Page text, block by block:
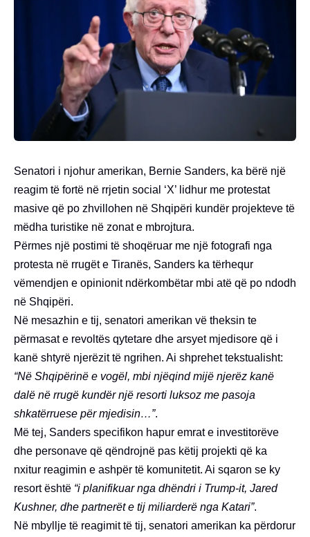
Senatori i njohur amerikan, Bernie Sanders, ka bërë një
reagim të fortë në rrjetin social ‘X’ lidhur me protestat
masive që po zhvillohen në Shqipëri kundër projekteve të
mëdha turistike në zonat e mbrojtura.
Përmes një postimi të shoqëruar me një fotografi nga
protesta në rrugët e Tiranës, Sanders ka tërhequr
vëmendjen e opinionit ndërkombëtar mbi atë që po ndodh
në Shqipëri.
Në mesazhin e tij, senatori amerikan vë theksin te
përmasat e revoltës qytetare dhe arsyet mjedisore që i
kanë shtyrë njerëzit të ngrihen. Ai shprehet tekstualisht:
“Në Shqipërinë e vogël, mbi njëqind mijë njerëz kanë
dalë në rrugë kundër një resorti luksoz me pasoja
shkatërruese për mjedisin…”.
Më tej, Sanders specifikon hapur emrat e investitorëve
dhe personave që qëndrojnë pas këtij projekti që ka
nxitur reagimin e ashpër të komunitetit. Ai sqaron se ky
resort është “i planifikuar nga dhëndri i Trump-it, Jared
Kushner, dhe partnerët e tij miliarderë nga Katari”.
Në mbyllje të reagimit të tij, senatori amerikan ka përdorur